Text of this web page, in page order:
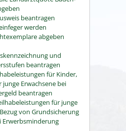
beantragen
werden
abgeben
und
beantragen
für Kinder,
junge Erwachsene bei
beantragen
für junge
von Grundsicherung
Erwerbsminderung